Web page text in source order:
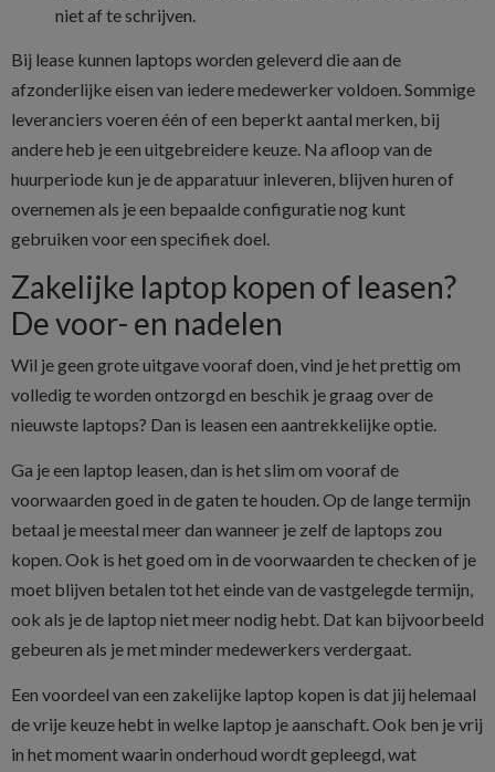
niet af te schrijven.
Bij lease kunnen laptops worden geleverd die aan de
afzonderlijke eisen van iedere medewerker voldoen. Sommige
leveranciers voeren één of een beperkt aantal merken, bij
andere heb je een uitgebreidere keuze. Na afloop van de
huurperiode kun je de apparatuur inleveren, blijven huren of
overnemen als je een bepaalde configuratie nog kunt
gebruiken voor een specifiek doel.
Zakelijke laptop kopen of leasen?
De voor- en nadelen
Wil je geen grote uitgave vooraf doen, vind je het prettig om
volledig te worden ontzorgd en beschik je graag over de
nieuwste laptops? Dan is leasen een aantrekkelijke optie.
Ga je een laptop leasen, dan is het slim om vooraf de
voorwaarden goed in de gaten te houden. Op de lange termijn
betaal je meestal meer dan wanneer je zelf de laptops zou
kopen. Ook is het goed om in de voorwaarden te checken of je
moet blijven betalen tot het einde van de vastgelegde termijn,
ook als je de laptop niet meer nodig hebt. Dat kan bijvoorbeeld
gebeuren als je met minder medewerkers verdergaat.
Een voordeel van een zakelijke laptop kopen is dat jij helemaal
de vrije keuze hebt in welke laptop je aanschaft. Ook ben je vrij
in het moment waarin onderhoud wordt gepleegd, wat